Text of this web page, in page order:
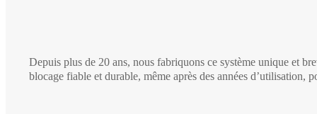
Depuis plus de 20 ans, nous fabriquons ce système unique et
blocage fiable et durable, même après des années